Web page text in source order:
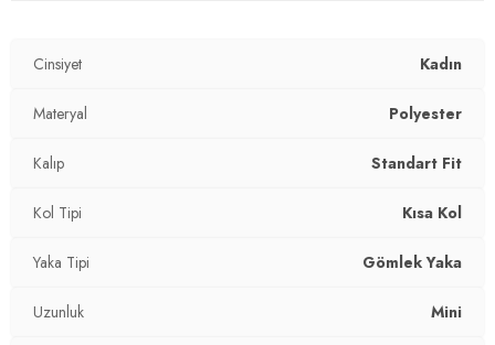
Üretim Yerli :
Cinsiyet Kadın
Materyal Polyester
Kalıp Standart Fit
Kol Tipi Kısa Kol
Yaka Tipi Gömlek Yaka
Uzunluk Mini